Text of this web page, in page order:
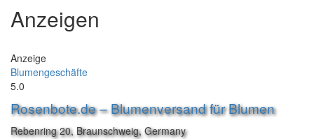
Anzeigen
Anzeige
Blumengeschäfte
5.0
Rosenbote.de – Blumenversand für Blumen
Rebenring 20, Braunschweig, Germany